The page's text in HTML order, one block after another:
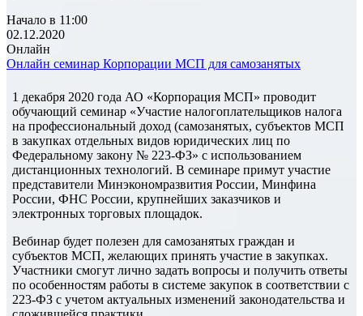
Начало в 11:00
02.12.2020
Онлайн
Онлайн семинар Корпорации МСП для самозанятых
1 декабря 2020 года АО «Корпорация МСП» проводит
обучающий семинар «Участие налогоплательщиков налога
на профессиональный доход (самозанятых, субъектов МСП
в закупках отдельных видов юридических лиц по
Федеральному закону № 223-ФЗ» с использованием
дистанционных технологий. В семинаре примут участие
представители Минэкономразвития России, Минфина
России, ФНС России, крупнейших заказчиков и
электронных торговых площадок.
Вебинар будет полезен для самозанятых граждан и
субъектов МСП, желающих принять участие в закупках.
Участники смогут лично задать вопросы и получить ответы
по особенностям работы в системе закупок в соответствии с
223-ФЗ с учетом актуальных изменений законодательства и